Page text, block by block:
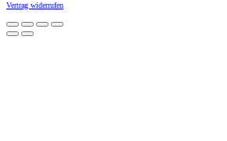
Vertrag widerrufen